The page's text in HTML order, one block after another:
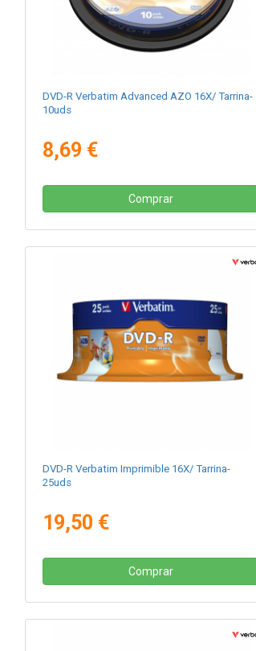
DVD-R Verbatim Advanced AZO 16X/ Tarrina-
10uds
8,69 €
Comprar
DVD-R Verbatim Imprimible 16X/ Tarrina-
25uds
19,50 €
Comprar